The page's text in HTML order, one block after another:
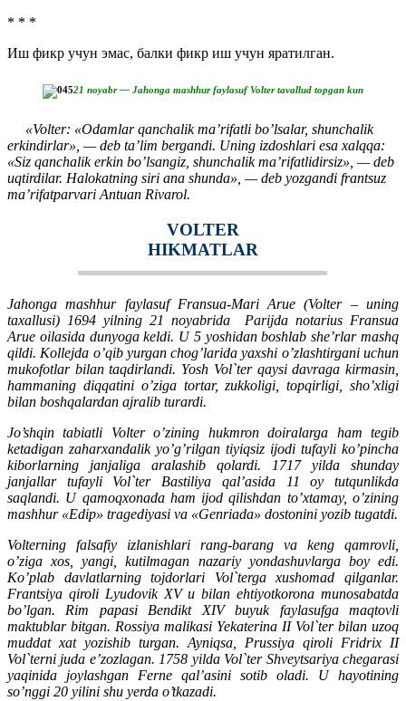
* * *
Иш фикр учун эмас, балки фикр иш учун яратилган.­
21 noyabr — Jahonga mashhur faylasuf Volter tavallud topgan kun
«Volter: «Odamlar qanchalik ma’rifatli bo’lsalar, shunchalik
erkindirlar», — deb ta’lim bergandi. Uning izdoshlari esa xalqqa:
«Siz qanchalik erkin bo’lsangiz, shunchalik ma’rifatlidirsiz», — deb
uqtirdilar. Halokatning siri ana shunda», — deb yozgandi frantsuz
ma’rifatparvari Antuan Rivarol.
VOLTER
HIKMATLAR
Jahonga mashhur faylasuf Fransua-Mari Arue (Volter – uning
taxallusi) 1694 yilning 21 noyabrida Parijda notarius Fransua
Arue oilasida dunyoga keldi. U 5 yoshidan boshlab she’rlar mashq
qildi. Kollejda o’qib yurgan chog’larida yaxshi o’zlashtirgani uchun
mukofotlar bilan taqdirlandi. Yosh Vol`ter qaysi davraga kirmasin,
hammaning diqqatini o’ziga tortar, zukkoligi, topqirligi, sho’xligi
bilan boshqalardan ajralib turardi.
Jo’shqin tabiatli Volter o’zining hukmron doiralarga ham tegib
ketadigan zaharxandalik yo’g’rilgan tiyiqsiz ijodi tufayli ko’pincha
kiborlarning janjaliga aralashib qolardi. 1717 yilda shunday
janjallar tufayli Vol`ter Bastiliya qal’asida 11 oy tutqunlikda
saqlandi. U qamoqxonada ham ijod qilishdan to’xtamay, o’zining
mashhur «Edip» tragediyasi va «Genriada» dostonini yozib tugatdi.
Volterning falsafiy izlanishlari rang-barang va keng qamrovli,
o’ziga xos, yangi, kutilmagan nazariy yondashuvlarga boy edi.
Ko’plab davlatlarning tojdorlari Vol`terga xushomad qilganlar.
Frantsiya qiroli Lyudovik XV u bilan ehtiyotkorona munosabatda
bo’lgan. Rim papasi Bendikt XIV buyuk faylasufga maqtovli
maktublar bitgan. Rossiya malikasi Yekaterina II Vol`ter bilan uzoq
muddat xat yozishib turgan. Ayniqsa, Prussiya qiroli Fridrix II
Vol`terni juda e’zozlagan. 1758 yilda Vol`ter Shveytsariya chegarasi
yaqinida joylashgan Ferne qal’asini sotib oladi. U hayotining
so’nggi 20 yilini shu yerda o’tkazadi.